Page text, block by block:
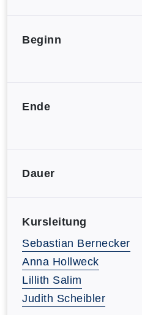
Beginn
Ende
Dauer
Kursleitung
Sebastian Bernecker
Anna Hollweck
Lillith Salim
Judith Scheibler